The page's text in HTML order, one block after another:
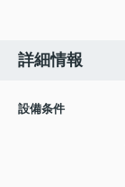
詳細情報
設備条件